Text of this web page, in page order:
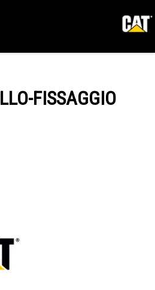
FISSAGGIO